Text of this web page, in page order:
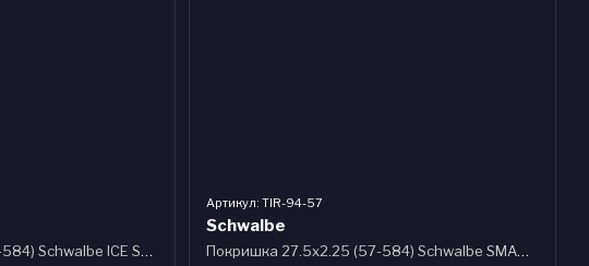
Покришка 27.5x2.25 (57-584) Schwalbe ICE SPIKER PRO Perfomance HS379, RaceGuard, 378 шипів, B/B-SK WiC 67 EPI
Артикул: TIR-94-57
Schwalbe
Покришка 27.5x2.25 (57-584) Schwalbe SMART SAM PLUS Perf, DD, GreenGuard B/B-SK+RT HS624 ADDIX 67EPI 35B